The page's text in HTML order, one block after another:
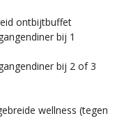
ontbijtbuffet
bij 1
bij 2 of 3
wellness (tegen